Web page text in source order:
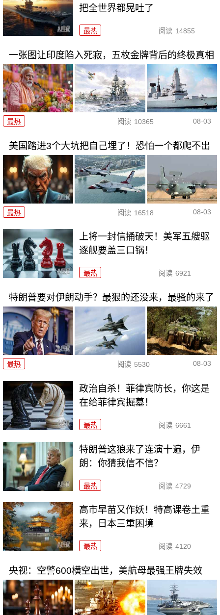
把全世界都晃吐了
最热 阅读 14855
一张图让印度陷入死寂，五枚金牌背后的终极真相
最热 阅读 10365 08-03
美国踏进3个大坑把自己埋了！恐怕一个都爬不出
最热 阅读 16518 08-03
上将一封信捅破天！美军五艘驱
逐舰要盖三口锅！
最热 阅读 6921
特朗普要对伊朗动手？最狠的还没来，最骚的来了
最热 阅读 5530 08-03
政治自杀！菲律宾防长，你这是
在给菲律宾掘墓！
最热 阅读 6661
特朗普这狼来了连演十遍，伊
朗：你猜我信不信？
最热 阅读 4729
高市早苗又作妖！特高课卷土重
来，日本三重困境
最热 阅读 4120
央视：空警600横空出世，美航母最强王牌失效